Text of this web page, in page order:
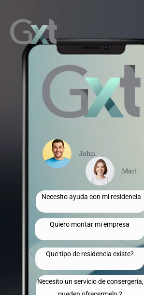
contenido
Necesito un servicio de consergeria,
Que tipo de residencia existe?
Quiero montar mi empresa
Necesito ayuda con mi residencia
John
Mari